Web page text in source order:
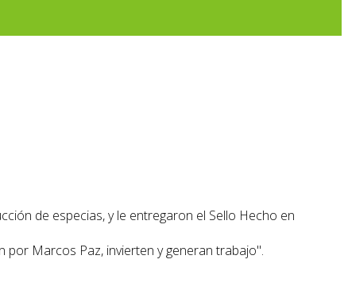
de especias, y le entregaron el Sello Hecho en
Marcos Paz, invierten y generan trabajo".